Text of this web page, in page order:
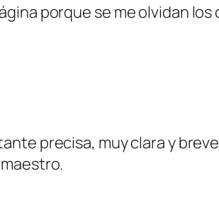
porque se me olvidan
precisa, muy clara y